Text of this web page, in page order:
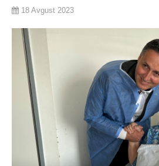
18 Avgust 2023